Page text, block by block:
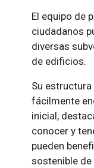
El equipo de
ciudadanos
diversas
de edificios.
Su
fácilmente
inicial,
conocer y
pueden
sostenible de